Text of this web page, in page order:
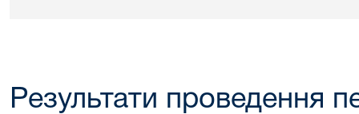
Результати проведення